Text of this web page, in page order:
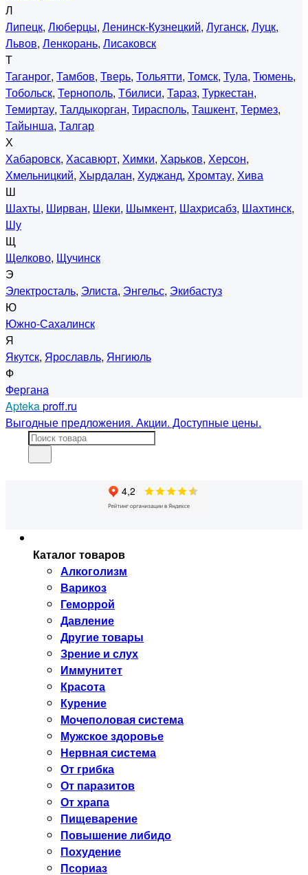
Л
Липецк, Люберцы, Ленинск-Кузнецкий, Луганск, Луцк,
Львов, Ленкорань, Лисаковск
Т
Таганрог, Тамбов, Тверь, Тольятти, Томск, Тула, Тюмень,
Тобольск, Тернополь, Тбилиси, Тараз, Туркестан,
Темиртау, Талдыкорган, Тирасполь, Ташкент, Термез,
Тайынша, Талгар
Х
Хабаровск, Хасавюрт, Химки, Харьков, Херсон,
Хмельницкий, Хырдалан, Худжанд, Хромтау, Хива
Ш
Шахты, Ширван, Шеки, Шымкент, Шахрисабз, Шахтинск,
Шу
Щ
Щелково, Щучинск
Э
Электросталь, Элиста, Энгельс, Экибастуз
Ю
Южно-Сахалинск
Я
Якутск, Ярославль, Янгиюль
Ф
Фергана
Aptekaproff.ru
Выгодные предложения. Акции. Доступные цены.
Каталог товаров
Алкоголизм
Варикоз
Геморрой
Давление
Другие товары
Зрение и слух
Иммунитет
Красота
Курение
Мочеполовая система
Мужское здоровье
Нервная система
От грибка
От паразитов
От храпа
Пищеварение
Повышение либидо
Похудение
Псориаз